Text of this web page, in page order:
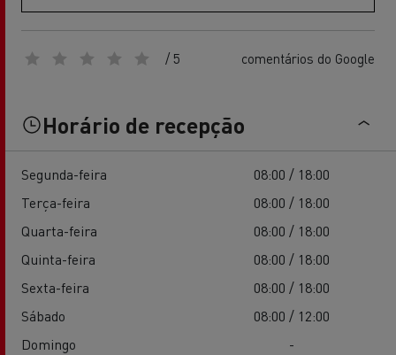
/ 5 comentários do Google
Horário de recepção
Segunda-feira
08:00 / 18:00
Terça-feira
08:00 / 18:00
Quarta-feira
08:00 / 18:00
Quinta-feira
08:00 / 18:00
Sexta-feira
08:00 / 18:00
Sábado
08:00 / 12:00
Domingo
-